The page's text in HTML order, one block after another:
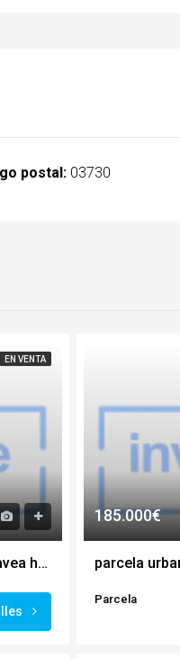
postal:03730
EN VENTA
parcela urbanización adsubia cap marti javea htj9
185.000€
Parcela